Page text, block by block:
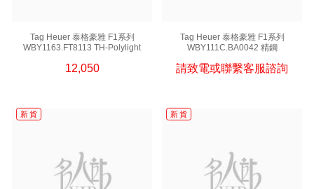
Tag Heuer 泰格豪雅 F1系列
WBY1163.FT8113 TH-Polylight
12,050
Tag Heuer 泰格豪雅 F1系列
WBY111C.BA0042 精鋼
請致電或聯繫客服諮詢
新 貨 新 貨